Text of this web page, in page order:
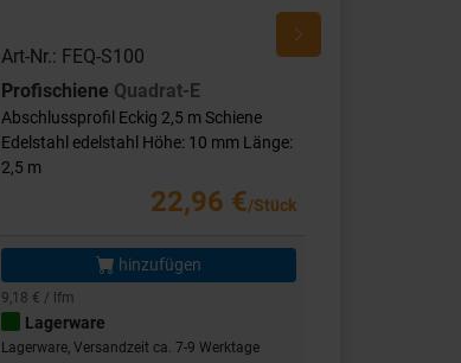
Art-Nr.: FEQ-S100
Profischiene Quadrat-E
Abschlussprofil Eckig 2,5 m Schiene
Edelstahl edelstahl Höhe: 10 mm Länge:
2,5 m
22,96 €/Stück
hinzufügen
9,18 € / lfm
Lagerware
Lagerware, Versandzeit ca. 7-9 Werktage